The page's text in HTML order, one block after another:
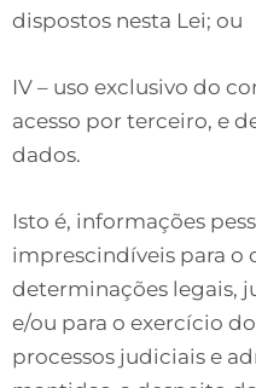
dispostos nesta Lei; ou
IV – uso exclusivo do
acesso por terceiro, e
dados.
Isto é, informações
imprescindíveis para
determinações legais,
e/ou para o exercício
processos judiciais e